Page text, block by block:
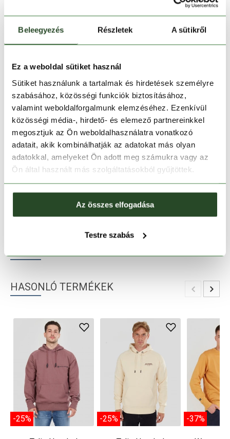
Beleegyezés Részletek A sütikről
Ez a weboldal sütiket használ
Sütiket használunk a tartalmak és hirdetések személyre
szabásához, közösségi funkciók biztosításához,
valamint weboldalforgalmunk elemzéséhez. Ezenkívül
közösségi média-, hirdető- és elemező partnereinkkel
megosztjuk az Ön weboldalhasználatra vonatkozó
adatait, akik kombinálhatják az adatokat más olyan
adatokkal, amelyeket Ön adott meg számukra vagy az
Ön által használt más szolgáltatásokból gyűjtöttek.
Az összes elfogadása
Testre szabás
Kosárba teszem
Melyik üzletben elérhető|Foglalás
30 napos visszaküldés
1-2 munkanapos szállítás
HASONLÓ TERMÉKEK
-25% -25% -37%